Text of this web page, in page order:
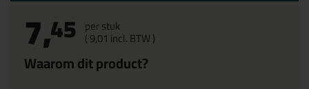
7,45 per stuk
(9,01 incl. BTW )
Waarom dit product?